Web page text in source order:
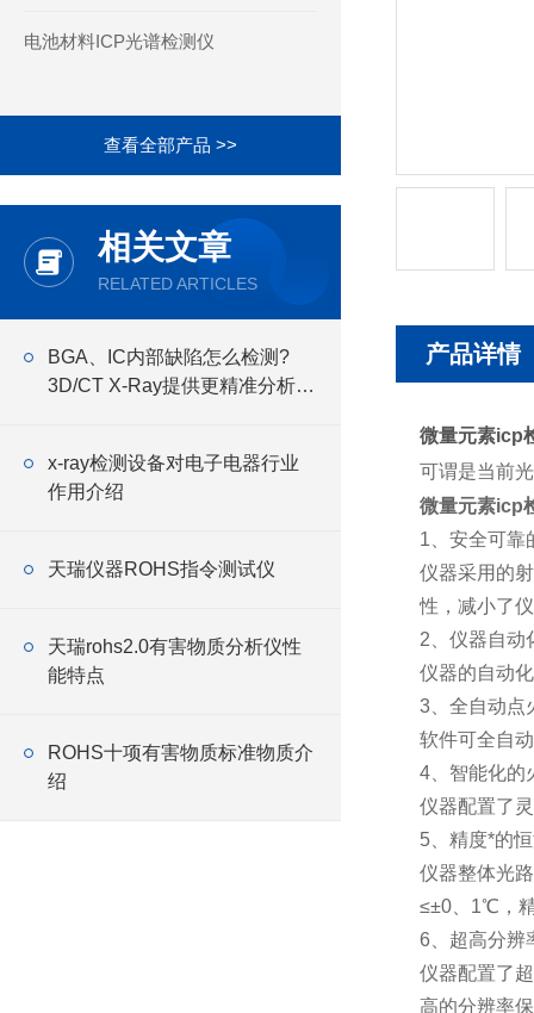
电池材料ICP光谱检测仪
查看全部产品 >>
相关文章
RELATED ARTICLES
BGA、IC内部缺陷怎么检测?
3D/CT X-Ray提供更精准分析方
x-ray检测设备对电子电器行业
作用介绍
天瑞仪器ROHS指令测试仪
天瑞rohs2.0有害物质分析仪性
能特点
ROHS十项有害物质标准物质介
绍
产品详情
微量元素icp
可谓是当前
微量元素icp
1、安全可靠
仪器采用的
性，减小了
2、仪器自动
仪器的自动
3、全自动点
软件可全自
4、智能化的
仪器配置了
5、精度*的
仪器整体光
≤±0、1℃，
6、超高分辨
仪器配置了
高的分辨率